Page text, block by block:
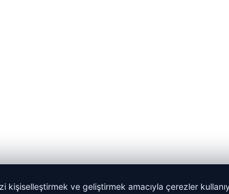
kişiselleştirmek ve geliştirmek amacıyla çerezler